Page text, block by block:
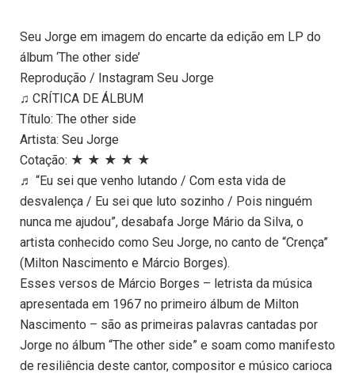
Seu Jorge em imagem do encarte da edição em LP do
álbum ‘The other side’
Reprodução / Instagram Seu Jorge
♫ CRÍTICA DE ÁLBUM
Título: The other side
Artista: Seu Jorge
Cotação: ★ ★ ★ ★ ★
♬ “Eu sei que venho lutando / Com esta vida de
desvalença / Eu sei que luto sozinho / Pois ninguém
nunca me ajudou”, desabafa Jorge Mário da Silva, o
artista conhecido como Seu Jorge, no canto de “Crença”
(Milton Nascimento e Márcio Borges).
Esses versos de Márcio Borges – letrista da música
apresentada em 1967 no primeiro álbum de Milton
Nascimento – são as primeiras palavras cantadas por
Jorge no álbum “The other side” e soam como manifesto
de resiliência deste cantor, compositor e músico carioca